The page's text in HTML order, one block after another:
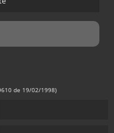
de 19/02/1998)